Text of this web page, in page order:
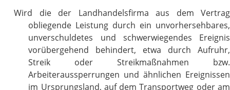
Wird die der Landhandelsfirma aus dem Vertrag
obliegende Leistung durch ein unvorhersehbares,
unverschuldetes und schwerwiegendes Ereignis
vorübergehend behindert, etwa durch Aufruhr,
Streik oder Streikmaßnahmen bzw.
Arbeiteraussperrungen und ähnlichen Ereignissen
im Ursprungsland, auf dem Transportweg oder am